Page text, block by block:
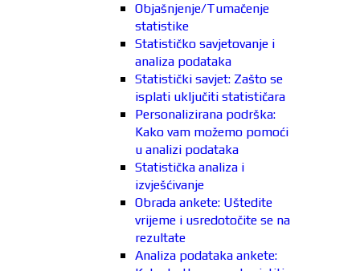
Objašnjenje/Tumačenje
statistike
Statističko savjetovanje i
analiza podataka
Statistički savjet: Zašto se
isplati uključiti statističara
Personalizirana podrška:
Kako vam možemo pomoći
u analizi podataka
Statistička analiza i
izvješćivanje
Obrada ankete: Uštedite
vrijeme i usredotočite se na
rezultate
Analiza podataka ankete: